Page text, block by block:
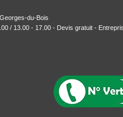
du-Bois
/ 13.00 - 17.00 - Devis gratuit-